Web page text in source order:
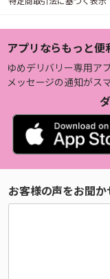
アプリならもっと便
ゆめデリバリー専用ア
メッセージの通知がス
お客様の声をお聞か